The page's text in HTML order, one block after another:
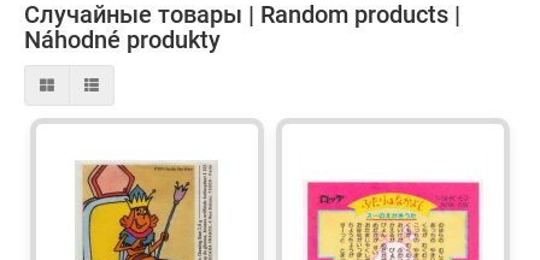
Случайные товары | Random products |
Náhodné produkty